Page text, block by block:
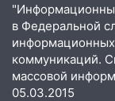
15:32 На
летнего
15:00 В
в Федеральной
коммуникаций.
массовой
05.03.2015